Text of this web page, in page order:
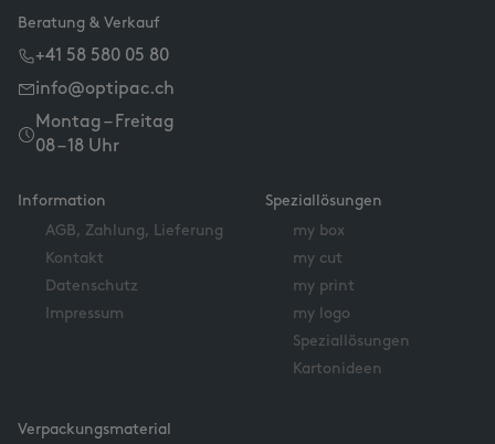
Beratung & Verkauf
+41 58 580 05 80
info@optipac.ch
Montag – Freitag
08 – 18 Uhr
Information
AGB, Zahlung, Lieferung
Kontakt
Datenschutz
Impressum
Speziallösungen
my box
my cut
my print
my logo
Speziallösungen
Kartonideen
Verpackungsmaterial